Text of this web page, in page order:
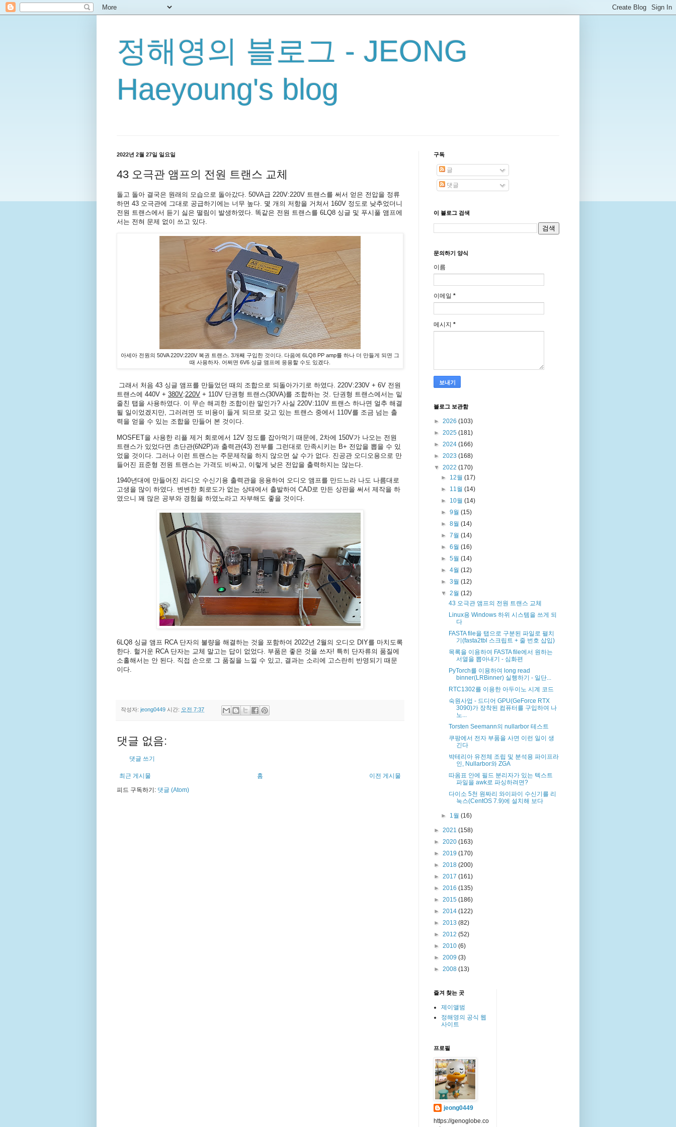
정해영의 블로그 - JEONG
Haeyoung's blog
2022년 2월 27일 일요일
43 오극관 앰프의 전원 트랜스 교체
돌고 돌아 결국은 원래의 모습으로 돌아갔다. 50VA급 220V:220V 트랜스를 써서 얻은 전압을 정류
하면 43 오극관에 그대로 공급하기에는 너무 높다. 몇 개의 저항을 거쳐서 160V 정도로 낮추었더니
전원 트랜스에서 듣기 싫은 떨림이 발생하였다. 똑같은 전원 트랜스를 6LQ8 싱글 및 푸시풀 앰프에
서는 전혀 문제 없이 쓰고 있다.
아세아 전원의 50VA 220V:220V 복권 트랜스. 3개째 구입한 것이다. 다음에 6LQ8 PP amp를 하나 더 만들게 되면 그
때 사용하자. 어쩌면 6V6 싱글 앰프에 응용할 수도 있겠다.
그래서 처음 43 싱글 앰프를 만들었던 때의 조합으로 되돌아가기로 하였다. 220V:230V + 6V 전원
트랜스에 440V + 380V:220V + 110V 단권형 트랜스(30VA)를 조합하는 것. 단권형 트랜스에서는 밑
줄친 탭을 사용하였다. 이 무슨 해괴한 조합이란 말인가? 사실 220V:110V 트랜스 하나면 얼추 해결
될 일이었겠지만, 그러려면 또 비용이 들게 되므로 갖고 있는 트랜스 중에서 110V를 조금 넘는 출
력을 얻을 수 있는 조합을 만들어 본 것이다.
MOSFET을 사용한 리플 제거 회로에서 12V 정도를 잡아먹기 때문에, 2차에 150V가 나오는 전원
트랜스가 있었다면 초단관(6N2P)과 출력관(43) 전부를 그런대로 만족시키는 B+ 전압을 뽑을 수 있
었을 것이다. 그러나 이런 트랜스는 주문제작을 하지 않으면 살 수가 없다. 진공관 오디오용으로 만
들어진 표준형 전원 트랜스는 가격도 비싸고, 이렇게 낮은 전압을 출력하지는 않는다.
1940년대에 만들어진 라디오 수신기용 출력관을 응용하여 오디오 앰프를 만드느라 나도 나름대로
고생을 많이 하였다. 변변한 회로도가 없는 상태에서 출발하여 CAD로 만든 상판을 써서 제작을 하
였으니 꽤 많은 공부와 경험을 하였노라고 자부해도 좋을 것이다.
6LQ8 싱글 앰프 RCA 단자의 불량을 해결하는 것을 포함하여 2022년 2월의 오디오 DIY를 마치도록
한다. 헐거운 RCA 단자는 교체 말고는 답이 없었다. 부품은 좋은 것을 쓰자! 특히 단자류의 품질에
소홀해서는 안 된다. 직접 손으로 그 품질을 느낄 수 있고, 결과는 소리에 고스란히 반영되기 때문
이다.
작성자: jeong0449 시간: 오전 7:37
댓글 없음:
댓글 쓰기
최근 게시물 이전 게시물
홈
피드 구독하기: 댓글 (Atom)
구독
글
댓글
이 블로그 검색
문의하기 양식
이름
이메일 *
메시지 *
블로그 보관함
► 2026 (103)
► 2025 (181)
► 2024 (166)
► 2023 (168)
▼ 2022 (170)
► 12월(17)
► 11월(14)
► 10월(14)
►9월(15)
►8월(14)
►7월(14)
►6월(16)
►5월(14)
►4월(12)
►3월(12)
▼2월(12)
43 오극관 앰프의 전원 트랜스 교체
Linux용 Windows 하위 시스템을 쓰게 되
다
FASTA file을 탭으로 구분된 파일로 펼치
기(fasta2tbl 스크립트 + 줄 번호 삽입)
목록을 이용하여 FASTA file에서 원하는
서열을 뽑아내기 - 심화편
PyTorch를 이용하여 long read
binner(LRBinner) 실행하기 - 일단...
RTC1302를 이용한 아두이노 시계 코드
숙원사업 - 드디어 GPU(GeForce RTX
3090)가 장착된 컴퓨터를 구입하여 나
노...
Torsten Seemann의 nullarbor 테스트
쿠팡에서 전자 부품을 사면 이런 일이 생
긴다
박테리아 유전체 조립 및 분석용 파이프라
인, Nullarbor와 ZGA
따옴표 안에 필드 분리자가 있는 텍스트
파일을 awk로 파싱하려면?
다이소 5천 원짜리 와이파이 수신기를 리
눅스(CentOS 7.9)에 설치해 보다
► 1월(16)
► 2021 (158)
► 2020 (163)
► 2019 (170)
► 2018 (200)
► 2017 (161)
► 2016 (135)
► 2015 (186)
► 2014 (122)
► 2013 (82)
► 2012 (52)
► 2010 (6)
► 2009 (3)
► 2008 (13)
즐겨 찾는 곳
제이앨범
정해영의 공식 웹
사이트
프로필
jeong0449
https://genoglobe.co